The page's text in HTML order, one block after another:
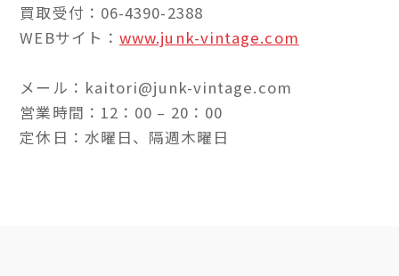
買取受付：06-4390-2388
WEBサイト：www.junk-vintage.com
メール：kaitori@junk-vintage.com
営業時間：12：00 – 20：00
定休日：水曜日、隔週木曜日